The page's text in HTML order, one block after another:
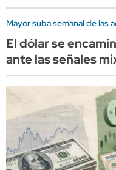
Mayor suba semanal de las
El dólar se
ante las señales